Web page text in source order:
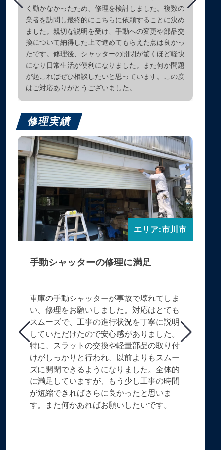
く動かなかったため、修理を検討しました。複数の
業者を訪問し最終的にこちらに依頼することに決め
ました。親切な説明を受け、手動への変更や部品交
換について納得した上で進めてもらえた点は良かっ
たです。修理後、シャッターの開閉が驚くほど軽快
になり日常生活が便利になりました。また何か問題
が起こればぜひ相談したいと思っています。この度
はご対応ありがとうございました。
修理実績
エリア:市川市
手動シャッターの修理に満足
車庫の手動シャッターが事故で壊れてしま
い、修理をお願いしました。対応はとても
スムーズで、工事の進行状況を丁寧に説明
していただけたので安心感がありました。
特に、スラットの交換や軽量部品の取り付
けがしっかりと行われ、以前よりもスムー
ズに開閉できるようになりました。全体的
に満足していますが、もう少し工事の時間
が短縮できればさらに良かったと思いま
す。また何かあればお願いしたいです。